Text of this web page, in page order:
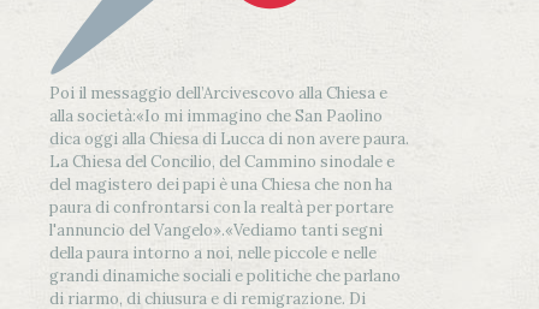
Poi il messaggio dell’Arcivescovo alla Chiesa e
alla società:«Io mi immagino che San Paolino
dica oggi alla Chiesa di Lucca di non avere paura.
La Chiesa del Concilio, del Cammino sinodale e
del magistero dei papi è una Chiesa che non ha
paura di confrontarsi con la realtà per portare
l'annuncio del Vangelo».«Vediamo tanti segni
della paura intorno a noi, nelle piccole e nelle
grandi dinamiche sociali e politiche che parlano
di riarmo, di chiusura e di remigrazione. Di